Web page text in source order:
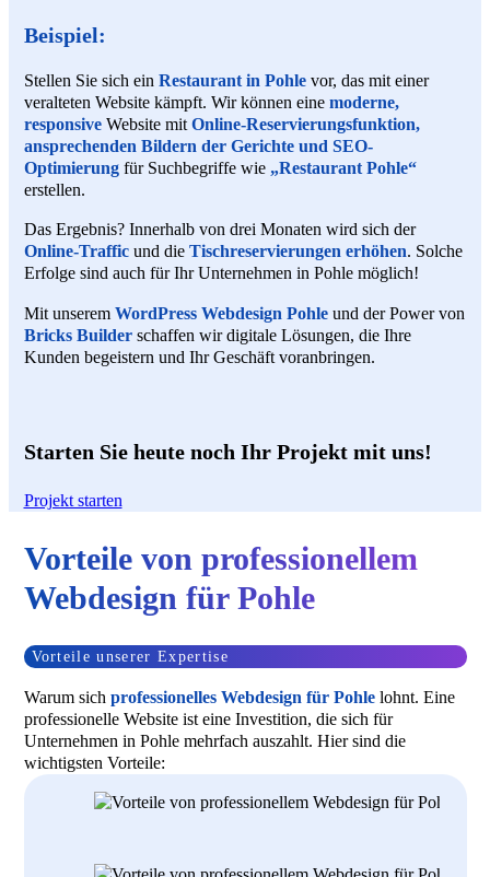
Beispiel:
Stellen Sie sich ein Restaurant in Pohlevor, das mit einer
veralteten Website kämpft. Wir können eine moderne,
responsiveWebsite mitOnline-Reservierungsfunktion,
ansprechenden Bildern der Gerichte und SEO-
Optimierungfür Suchbegriffe wie „Restaurant Pohle“
erstellen.
Das Ergebnis? Innerhalb von drei Monaten wird sich der
Online-Trafficund die Tischreservierungen erhöhen. Solche
Erfolge sind auch für Ihr Unternehmen in Pohle möglich!
Mit unseremWordPress Webdesign Pohleund der Power von
Bricks Builderschaffen wir digitale Lösungen, die Ihre
Kunden begeistern und Ihr Geschäft voranbringen.
Starten Sie heute noch Ihr Projekt mit uns!
Projekt starten
Vorteile von professionellem
Webdesign für Pohle
Vorteile unserer Expertise
Warum sich professionelles Webdesign für Pohlelohnt. Eine
professionelle Website ist eine Investition, die sich für
Unternehmen in Pohle mehrfach auszahlt. Hier sind die
wichtigsten Vorteile: